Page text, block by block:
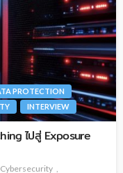
PROTECTION
INTERVIEW
ไปสู่ Exposure
Cybersecurity